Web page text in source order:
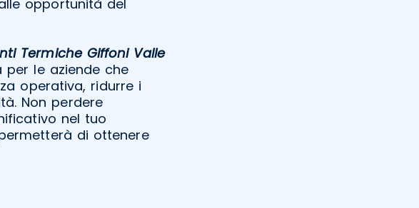
opportunità del
Termiche Giffoni Valle
le aziende che
operativa, ridurre i
Non perdere
nel tuo
di ottenere